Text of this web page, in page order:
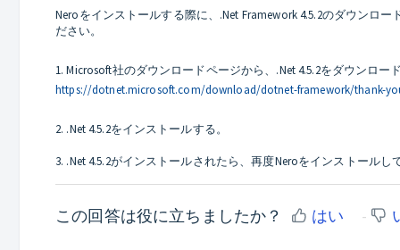
Neroをインストールする際に、.Net Framework 4.5.2のダウンロ
ださい。
1. Microsoft社のダウンロードページから、.Net 4.5.2をダウンロー
https://dotnet.microsoft.com/download/dotnet-framework/thank-
2. .Net 4.5.2をインストールする。
3. .Net 4.5.2がインストールされたら、再度Neroをインストールし
この回答は役に立ちましたか？ はい